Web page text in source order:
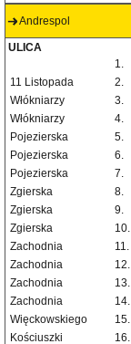
Andrespol
ULICA
1.
11 Listopada
2.
Włókniarzy
3.
Włókniarzy
4.
Pojezierska
5.
Pojezierska
6.
Pojezierska
7.
Zgierska
8.
Zgierska
9.
Zgierska
10.
Zachodnia
11.
Zachodnia
12.
Zachodnia
13.
Zachodnia
14.
Więckowskiego
15.
Kościuszki
16.